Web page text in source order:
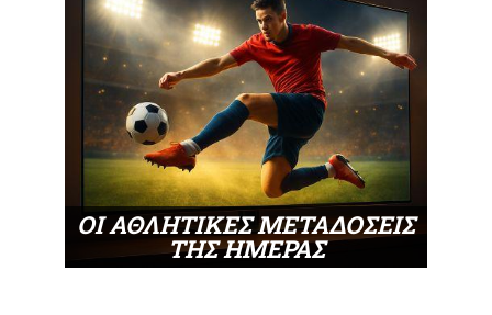
ΟΙ ΑΘΛΗΤΙΚΕΣ ΜΕΤΑΔΟΣΕΙΣ
ΤΗΣ ΗΜΕΡΑΣ